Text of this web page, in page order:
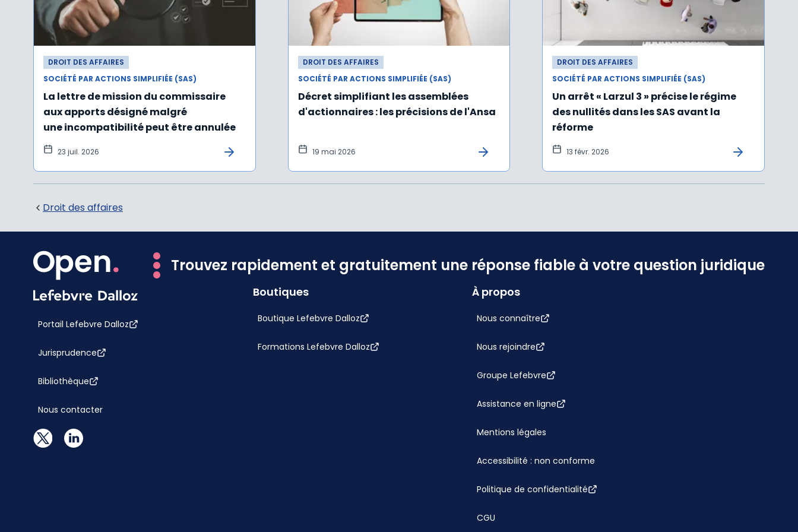
DROIT DES AFFAIRES
SOCIÉTÉ PAR ACTIONS SIMPLIFIÉE (SAS)
La lettre de mission du commissaire
aux apports désigné malgré
une incompatibilité peut être annulée
23 juil. 2026
DROIT DES AFFAIRES
SOCIÉTÉ PAR ACTIONS SIMPLIFIÉE (SAS)
Décret simplifiant les assemblées
d'actionnaires : les précisions de l'Ansa
19 mai 2026
DROIT DES AFFAIRES
SOCIÉTÉ PAR ACTIONS SIMPLIFIÉE (SAS)
Un arrêt « Larzul 3 » précise le régime
des nullités dans les SAS avant la
réforme
13 févr. 2026
Droit des affaires
Trouvez rapidement et gratuitement une réponse fiable à votre question juridique
Portail Lefebvre Dalloz
Jurisprudence
Bibliothèque
Nous contacter
Boutiques
Boutique Lefebvre Dalloz
Formations Lefebvre Dalloz
À propos
Nous connaître
Nous rejoindre
Groupe Lefebvre
Assistance en ligne
Mentions légales
Accessibilité : non conforme
Politique de confidentialité
CGU